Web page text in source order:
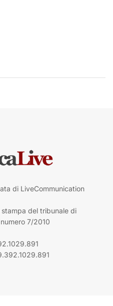
di LiveCommunication
del tribunale di
7/2010